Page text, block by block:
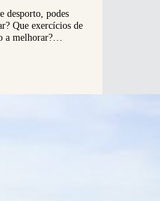
desporto, podes
Que exercícios de
a melhorar?…